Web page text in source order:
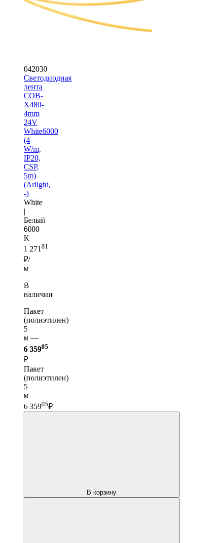
042030
Светодиодная
лента
COB-
X480-
4mm
24V
White6000
(4
W/m,
IP20,
CSP,
5m)
(Arlight,
-)
White
|
Белый
6000
K
1 271 81
₽/
м
В
наличии
Пакет
(полиэтилен)
5
м —
6 35905
₽
Пакет
(полиэтилен)
5
м
6 35905₽
В корзину